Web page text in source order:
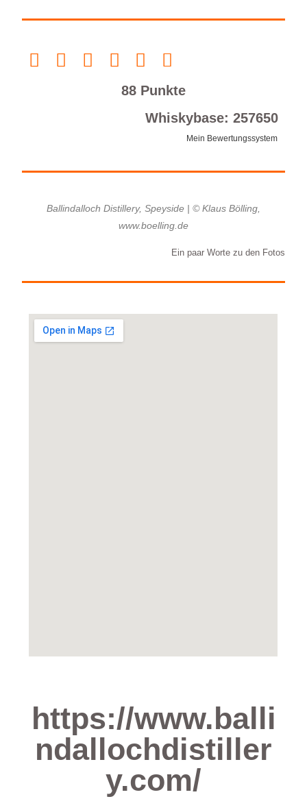
88 Punkte
Whiskybase: 257650
Mein Bewertungssystem
Ballindalloch Distillery, Speyside | © Klaus Bölling,
www.boelling.de
Ein paar Worte zu den Fotos
https://www.balli
ndallochdistiller
y.com/